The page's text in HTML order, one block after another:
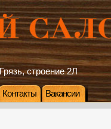
строение 2Л
Контакты Вакансии